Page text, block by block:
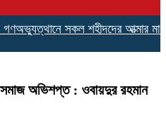
সকল শহীদদের আত্মার
সমাজ অভিশপ্ত : ওবায়দুর রহমান